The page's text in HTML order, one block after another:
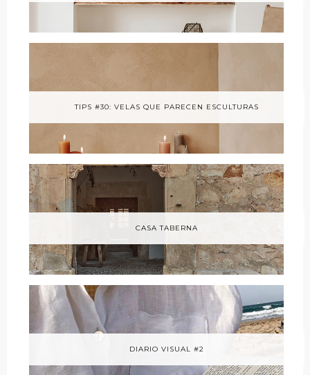
TIPS #30: VELAS QUE PARECEN ESCULTURAS
CASA TABERNA
DIARIO VISUAL #2